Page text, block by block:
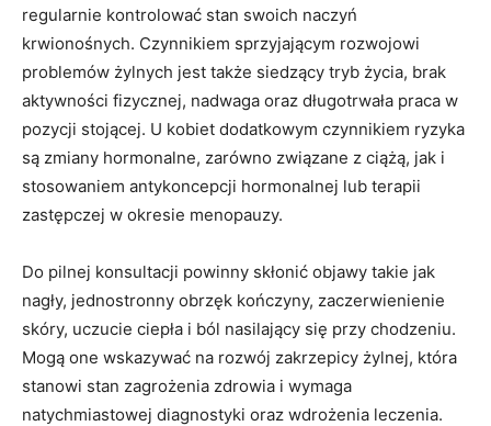
regularnie kontrolować stan swoich naczyń
krwionośnych. Czynnikiem sprzyjającym rozwojowi
problemów żylnych jest także siedzący tryb życia, brak
aktywności fizycznej, nadwaga oraz długotrwała praca w
pozycji stojącej. U kobiet dodatkowym czynnikiem ryzyka
są zmiany hormonalne, zarówno związane z ciążą, jak i
stosowaniem antykoncepcji hormonalnej lub terapii
zastępczej w okresie menopauzy.
Do pilnej konsultacji powinny skłonić objawy takie jak
nagły, jednostronny obrzęk kończyny, zaczerwienienie
skóry, uczucie ciepła i ból nasilający się przy chodzeniu.
Mogą one wskazywać na rozwój zakrzepicy żylnej, która
stanowi stan zagrożenia zdrowia i wymaga
natychmiastowej diagnostyki oraz wdrożenia leczenia.